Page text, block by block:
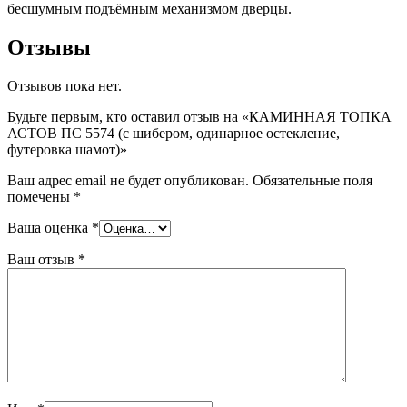
бесшумным подъёмным механизмом дверцы.
Отзывы
Отзывов пока нет.
Будьте первым, кто оставил отзыв на «КАМИННАЯ ТОПКА
АСТОВ ПС 5574 (с шибером, одинарное остекление,
футеровка шамот)»
Ваш адрес email не будет опубликован. Обязательные поля
помечены *
Ваша оценка *
Ваш отзыв *